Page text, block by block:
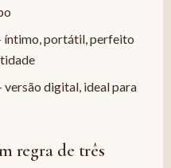
íntimo, portátil, perfeito
versão digital, ideal para
regra de três